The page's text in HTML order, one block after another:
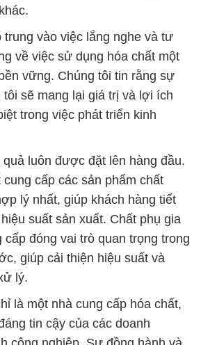
trung vào việc lắng nghe và tư
về việc sử dụng hóa chất một
vững. Chúng tôi tin rằng sự
sẽ mang lại giá trị và lợi ích
trong việc phát triển kinh
luôn được đặt lên hàng đầu.
cấp các sản phẩm chất
lý nhất, giúp khách hàng tiết
suất sản xuất. Chất phụ gia
cấp đóng vai trò quan trọng trong
giúp cải thiện hiệu suất và
lý.
là một nhà cung cấp hóa chất,
tin cậy của các doanh